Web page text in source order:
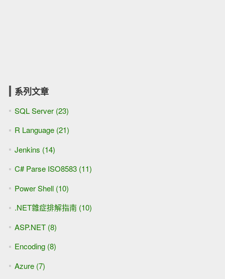
系列文章
SQL Server (23)
R Language (21)
Jenkins (14)
C# Parse ISO8583 (11)
Power Shell (10)
.NET雜症排解指南 (10)
ASP.NET (8)
Encoding (8)
Azure (7)